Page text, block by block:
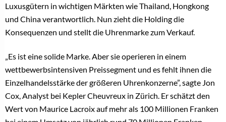
Luxusgütern in wichtigen Märkten wie Thailand, Hongkong
und China verantwortlich. Nun zieht die Holding die
Konsequenzen und stellt die Uhrenmarke zum Verkauf.
„Es ist eine solide Marke. Aber sie operieren in einem
wettbewerbsintensiven Preissegment und es fehlt ihnen die
Einzelhandelsstärke der größeren Uhrenkonzerne”, sagte Jon
Cox, Analyst bei Kepler Cheuvreux in Zürich. Er schätzt den
Wert von Maurice Lacroix auf mehr als 100 Millionen Franken